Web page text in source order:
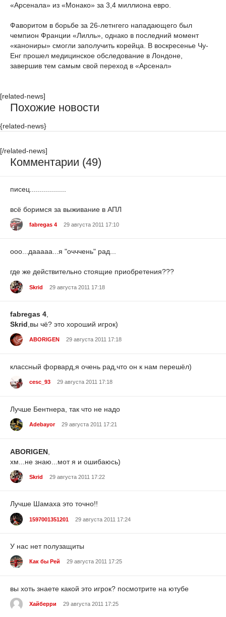
«Арсенала» из «Монако» за 3,4 миллиона евро.
Фаворитом в борьбе за 26-летнгего нападающего был
чемпион Франции «Лилль», однако в последний момент
«канониры» смогли заполучить корейца. В воскресенье Чу-
Енг прошел медицинское обследование в Лондоне,
завершив тем самым свой переход в «Арсенал»
[related-news]
Похожие новости
{related-news}
[/related-news]
Комментарии (49)
писец..................
всё боримся за выживание в АПЛ
fabregas 4 29 августа 2011 17:10
ооо...дааааа...я "очччень" рад...
где же действительно стоящие приобретения???
Skrid 29 августа 2011 17:18
fabregas 4,
Skrid,вы чё? это хороший игрок)
ABORIGEN 29 августа 2011 17:18
классный форвард,я очень рад,что он к нам перешёл)
cesc_93 29 августа 2011 17:18
Лучше Бентнера, так что не надо
Adebayor 29 августа 2011 17:21
ABORIGEN
хм...не знаю...мот я и ошибаюсь)
Skrid 29 августа 2011 17:22
Лучше Шамаха это точно!!
1597001351201 29 августа 2011 17:24
У нас нет полузащиты
Как бы Рей 29 августа 2011 17:25
вы хоть знаете какой это игрок? посмотрите на ютубе
Хайберри 29 августа 2011 17:25